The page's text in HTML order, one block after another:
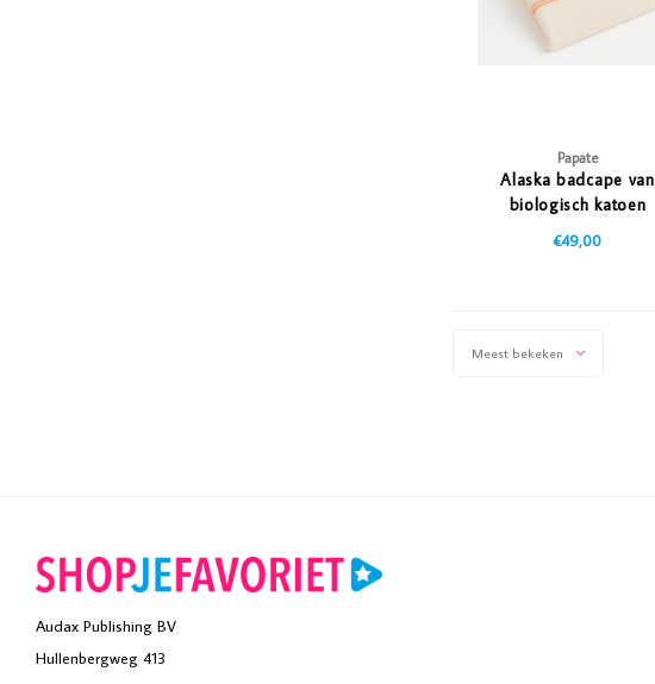
Papate
Alaska badcape van
biologisch katoen
€49,00
Meest bekeken
Audax Publishing BV
Hullenbergweg 413